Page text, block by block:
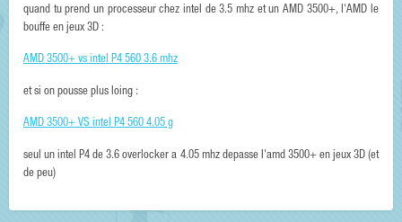
quand tu prend un processeur chez intel de 3.5 mhz et un AMD 3500+, l'AMD le
bouffe en jeux 3D :
AMD 3500+ vs intel P4 560 3.6 mhz
et si on pousse plus loing :
AMD 3500+ VS intel P4 560 4.05 g
seul un intel P4 de 3.6 overlocker a 4.05 mhz depasse l'amd 3500+ en jeux 3D (et
de peu)